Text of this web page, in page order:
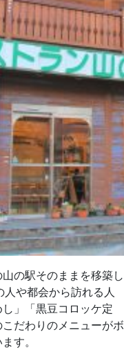
の駅そのままを移築し
や都会から訪れる人
」「黒豆コロッケ定
だわりのメニューがボ
す。